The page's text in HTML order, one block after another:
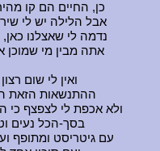
כן, החיים הם קו
אבל הלילה יש לי
נדמה לי שאצלנו
אתה מבין מי שמוכן
ואין לי שום
ההתנשאות הזאת
ולא אכפת לי לצפצף כי
בסך-הכל נעים
עם גיטריסט ומתופף